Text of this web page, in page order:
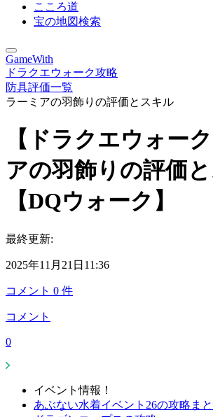
こころ道
宝の地図検索
GameWith
ドラクエウォーク攻略
防具評価一覧
ラーミアの羽飾りの評価とスキル
【ドラクエウォー
アの羽飾りの評価
【DQウォーク】
最終更新:
2025年11月21日11:36
コメント 0 件
コメント
0
イベント情報！
あぶない水着イベント26の攻略ま